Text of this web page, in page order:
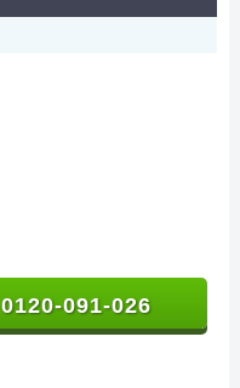
0120-091-026